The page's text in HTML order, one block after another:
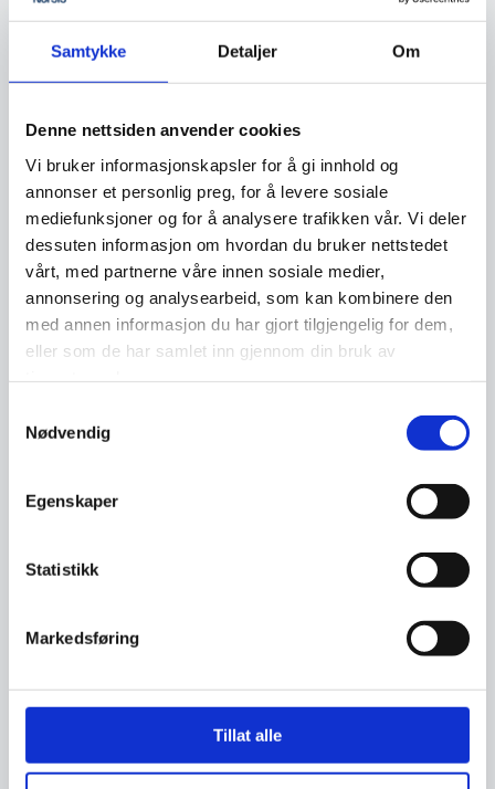
Samtykke Detaljer Om
Denne nettsiden anvender cookies
Vi bruker informasjonskapsler for å gi innhold og
annonser et personlig preg, for å levere sosiale
mediefunksjoner og for å analysere trafikken vår. Vi deler
dessuten informasjon om hvordan du bruker nettstedet
vårt, med partnerne våre innen sosiale medier,
annonsering og analysearbeid, som kan kombinere den
med annen informasjon du har gjort tilgjengelig for dem,
eller som de har samlet inn gjennom din bruk av
Nødvendig
Egenskaper
Statistikk
Markedsføring
Tillat alle
informasjon
Velg om din profilinformasjon skal
med tredjeparter
Velg hvem som kan se din
e-
postadresse.
markedsføring